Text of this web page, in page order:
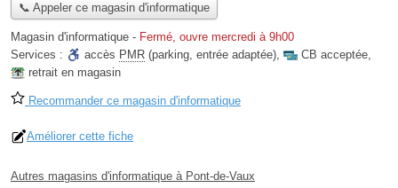
📞 Appeler ce magasin d'informatique
Magasin d'informatique - Fermé, ouvre mercredi à 9h00
Services :
accès PMR (parking, entrée adaptée), CB acceptée,
retrait en magasin
Recommander ce magasin d'informatique
Améliorer cette fiche
Autres magasins d'informatique à Pont-de-Vaux